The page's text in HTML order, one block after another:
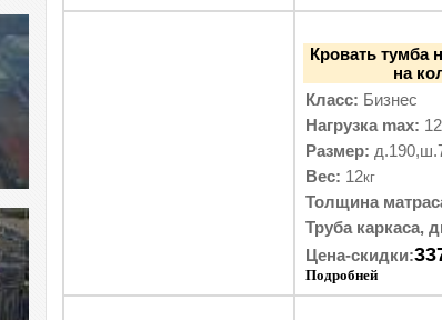
Кровать тумба
на
Класс: Бизнес
Нагрузка max:
Размер:
Вес: 12кг
Толщина
Труба каркаса,
Цена-скидки:
Подробней